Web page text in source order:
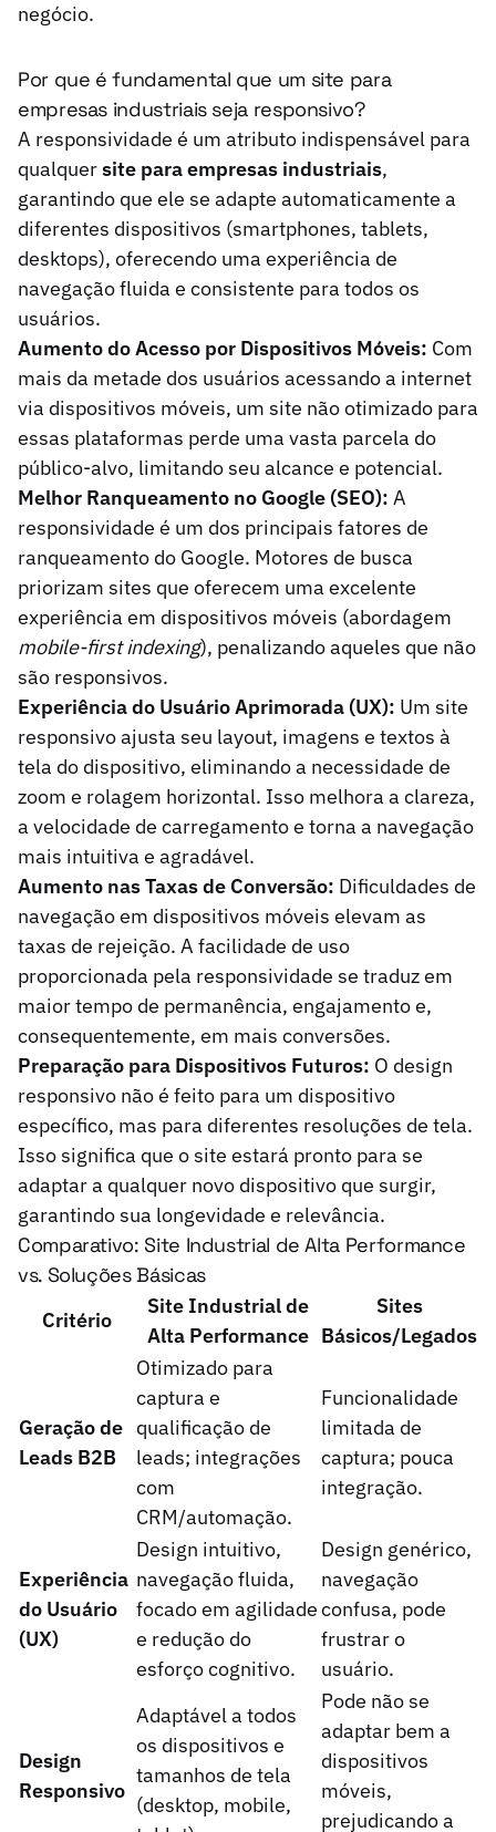
negócio.
Por que é fundamental que um site para
empresas industriais seja responsivo?
A responsividade é um atributo indispensável para
qualquersite para empresas industriais,
garantindo que ele se adapte automaticamente a
diferentes dispositivos (smartphones, tablets,
desktops), oferecendo uma experiência de
navegação fluida e consistente para todos os
usuários.
Aumento do Acesso por Dispositivos Móveis: Com
mais da metade dos usuários acessando a internet
via dispositivos móveis, um site não otimizado para
essas plataformas perde uma vasta parcela do
público-alvo, limitando seu alcance e potencial.
Melhor Ranqueamento no Google (SEO): A
responsividade é um dos principais fatores de
ranqueamento do Google. Motores de busca
priorizam sites que oferecem uma excelente
experiência em dispositivos móveis (abordagem
mobile-first indexing), penalizando aqueles que não
são responsivos.
Experiência do Usuário Aprimorada (UX): Um site
responsivo ajusta seu layout, imagens e textos à
tela do dispositivo, eliminando a necessidade de
zoom e rolagem horizontal. Isso melhora a clareza,
a velocidade de carregamento e torna a navegação
mais intuitiva e agradável.
Aumento nas Taxas de Conversão: Dificuldades de
navegação em dispositivos móveis elevam as
taxas de rejeição. A facilidade de uso
proporcionada pela responsividade se traduz em
maior tempo de permanência, engajamento e,
consequentemente, em mais conversões.
Preparação para Dispositivos Futuros: O design
responsivo não é feito para um dispositivo
específico, mas para diferentes resoluções de tela.
Isso significa que o site estará pronto para se
adaptar a qualquer novo dispositivo que surgir,
garantindo sua longevidade e relevância.
Comparativo: Site Industrial de Alta Performance
vs. Soluções Básicas
Critério
Site Industrial de
Alta Performance
Sites
Básicos/Legados
Geração de
Leads B2B
Otimizado para
captura e
qualificação de
leads; integrações
com
CRM/automação.
Funcionalidade
limitada de
captura; pouca
integração.
Experiência
do Usuário
(UX)
Design intuitivo,
navegação fluida,
focado em agilidade
e redução do
esforço cognitivo.
Design genérico,
navegação
confusa, pode
frustrar o
usuário.
Design
Responsivo
Adaptável a todos
os dispositivos e
tamanhos de tela
(desktop, mobile,
Pode não se
adaptar bem a
dispositivos
móveis,
prejudicando a